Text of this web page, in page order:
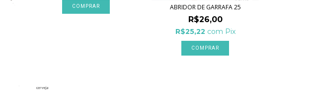
ABRIDOR DE GARRAFA 25
R$26,00
R$25,22 com Pix